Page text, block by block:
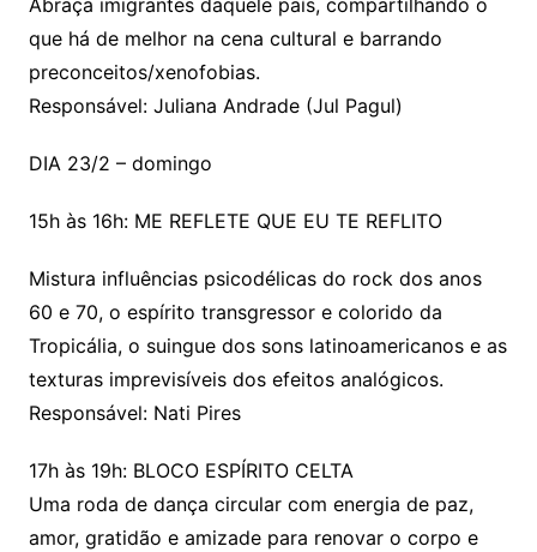
Abraça imigrantes daquele país, compartilhando o
que há de melhor na cena cultural e barrando
preconceitos/xenofobias.
Responsável: Juliana Andrade (Jul Pagul)
DIA 23/2 – domingo
15h às 16h: ME REFLETE QUE EU TE REFLITO
Mistura influências psicodélicas do rock dos anos
60 e 70, o espírito transgressor e colorido da
Tropicália, o suingue dos sons latinoamericanos e as
texturas imprevisíveis dos efeitos analógicos.
Responsável: Nati Pires
17h às 19h: BLOCO ESPÍRITO CELTA
Uma roda de dança circular com energia de paz,
amor, gratidão e amizade para renovar o corpo e